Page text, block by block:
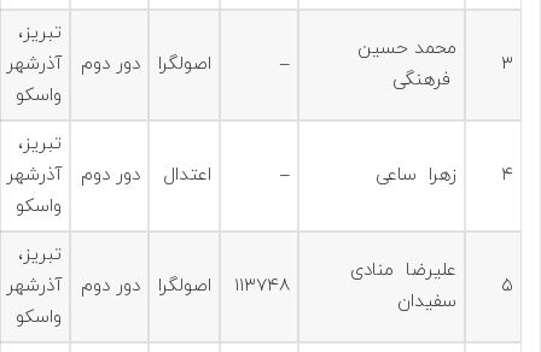
۳
محمد حسین
فرهنگی
– اصولگرا دور دوم
تبريز،
آذرشهر
واسكو
۴ زهرا ساعی – اعتدال دور دوم
تبريز،
آذرشهر
واسكو
۵
علیرضا منادی
سفیدان
۱۱۳۷۴۸ اصولگرا دور دوم
تبريز،
آذرشهر
واسكو